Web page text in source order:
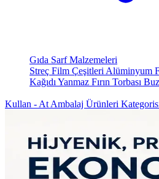
Gıda Sarf Malzemeleri
Streç Film Çeşitleri Alüminyum
Kağıdı Yanmaz Fırın Torbası
Kullan - At Ambalaj Ürünleri